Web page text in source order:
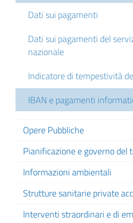
Dati sui pagamenti
Dati sui pagamenti del
nazionale
Indicatore di tempestività
IBAN e pagamenti
Opere Pubbliche
Pianificazione e governo del
Informazioni ambientali
Strutture sanitarie private
Interventi straordinari e di